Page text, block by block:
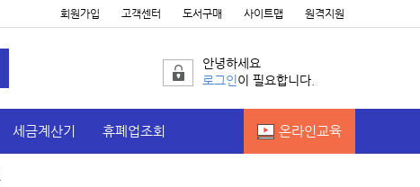
회원가입 고객센터 도서구매 사이트맵 원격지원
안녕하세요
로그인 이 필요합니다.
세금계산기 휴폐업조회 온라인교육